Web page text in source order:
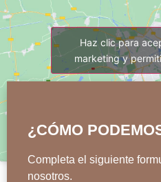
Haz clic para
marketing y
¿CÓMO
Completa el siguiente
nosotros.